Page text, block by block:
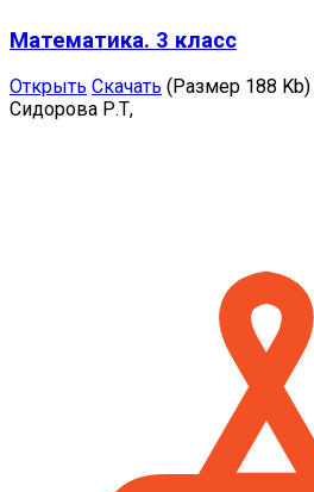
Математика. 3 класс
Открыть Скачать (Размер 188 Kb)
Сидорова Р.Т,